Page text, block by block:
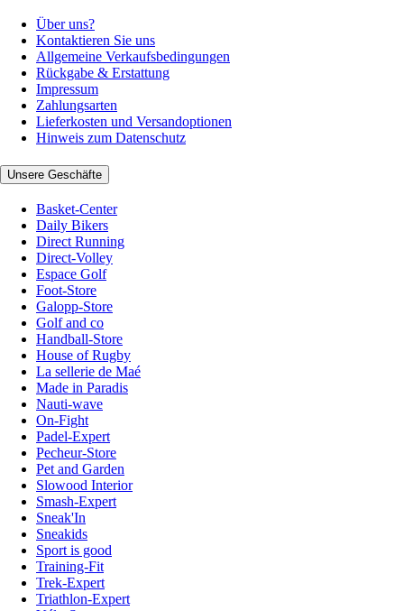
Über uns?
Kontaktieren Sie uns
Allgemeine Verkaufsbedingungen
Rückgabe & Erstattung
Impressum
Zahlungsarten
Lieferkosten und Versandoptionen
Hinweis zum Datenschutz
Unsere Geschäfte
Basket-Center
Daily Bikers
Direct Running
Direct-Volley
Espace Golf
Foot-Store
Galopp-Store
Golf and co
Handball-Store
House of Rugby
La sellerie de Maé
Made in Paradis
Nauti-wave
On-Fight
Padel-Expert
Pecheur-Store
Pet and Garden
Slowood Interior
Smash-Expert
Sneak'In
Sneakids
Sport is good
Training-Fit
Trek-Expert
Triathlon-Expert